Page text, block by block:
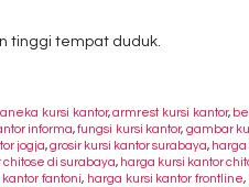
tinggi tempat duduk.
aneka kursi kantor,armrest kursi kantor,
informa,fungsi kursi kantor, gambar
jogja,grosir kursi kantor surabaya, harga
di surabaya, harga kursi kantor
fantoni, harga kursi kantor frontline,